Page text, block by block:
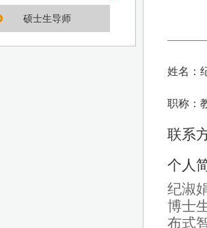
硕士生导师
姓名：
职称：
联系
个人
纪淑
博士
布式